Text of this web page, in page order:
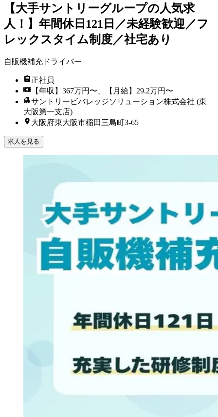
【大手サントリーグループの人気求
人！】年間休日121日／未経験歓迎／フ
レックスタイム制度／社宅あり
自販機補充ドライバー
正社員
【年収】367万円〜、【月給】29.2万円〜
サントリービバレッジソリューション株式会社 (東
大阪第一支店)
大阪府東大阪市稲田三島町3-65
求人を見る